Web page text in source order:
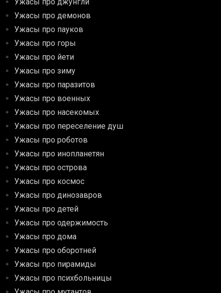
Ужасы про демонов
Ужасы про пауков
Ужасы про горы
Ужасы про йети
Ужасы про зиму
Ужасы про паразитов
Ужасы про военных
Ужасы про насекомых
Ужасы про переселение душ
Ужасы про роботов
Ужасы про инопланетян
Ужасы про острова
Ужасы про космос
Ужасы про динозавров
Ужасы про детей
Ужасы про одержимость
Ужасы про дома
Ужасы про оборотней
Ужасы про пирамиды
Ужасы про психбольницы